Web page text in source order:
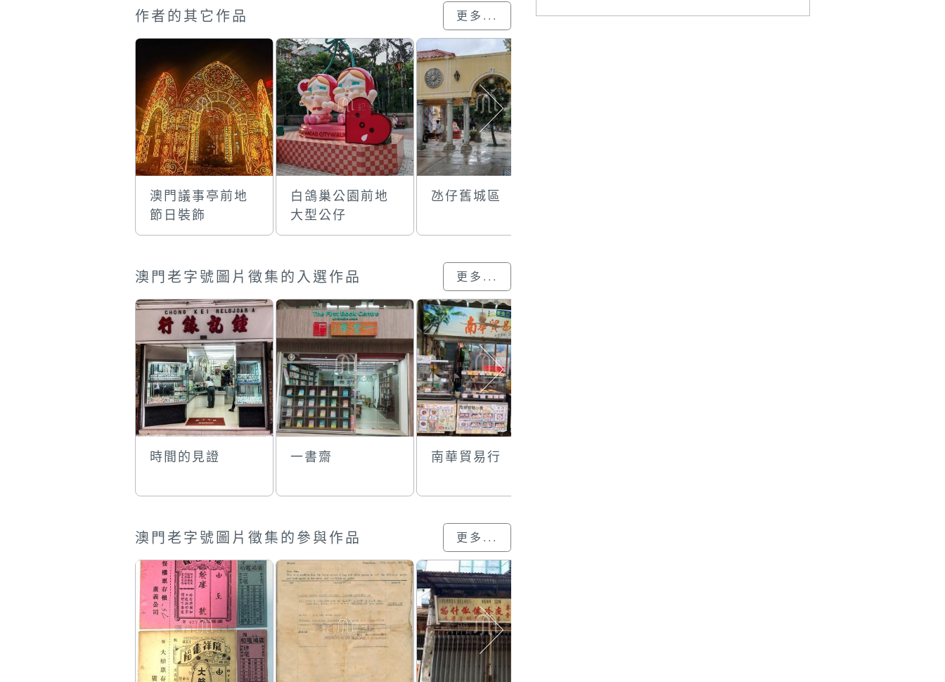
作者的其它作品 更多...
澳門議事亭前地
節日裝飾
白鴿巢公園前地
大型公仔
氹仔舊城區
澳門老字號圖片徵集的入選作品 更多...
時間的見證 一書齋 南華貿易行
澳門老字號圖片徵集的參與作品 更多...